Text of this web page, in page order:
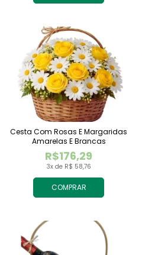
COMPRAR
3x de R$ 58,76
R$176,29
Cesta Com Rosas E Margaridas
Amarelas E Brancas